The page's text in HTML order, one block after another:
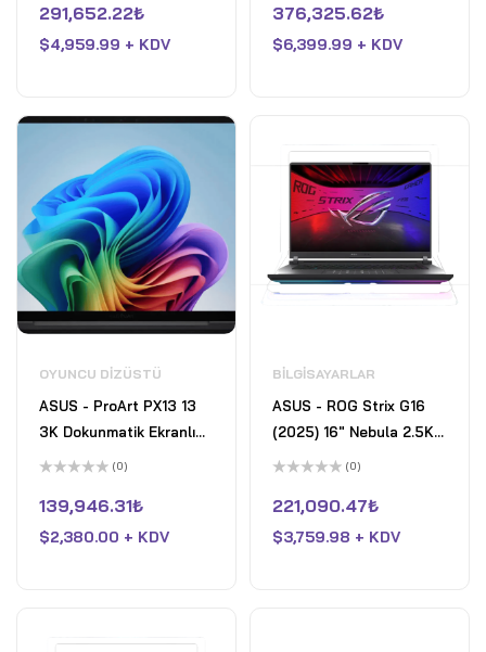
32GB Memory - NVIDIA
GeForce RTX 5070 Ti -
üzerinden
0
aldı
291,652.22₺
$4,959.99 + KDV
64GB Memory - NVIDIA
GeForce RTX 5090 -
üzerinden
0
aldı
376,325.62₺
$6,399.99 + KDV
OYUNCU DIZÜSTÜ
ASUS - ProArt PX13 13
3K Dokunmatik Ekranlı
Dizüstü Bilgisayar -
Ryzen AI 9 HX 370 -
32GB Bellek - RTX 4050
üzerinden
0
aldı
(0)
139,946.31₺
$2,380.00 + KDV
BILGISAYARLAR
ASUS - ROG Strix G16
(2025) 16" Nebula 2.5K
240Hz Gaming Laptop-
275HX- 32GB DDR5-
GeForce RTX 5070- 2TB
üzerinden
0
aldı
(0)
221,090.47₺
$3,759.98 + KDV